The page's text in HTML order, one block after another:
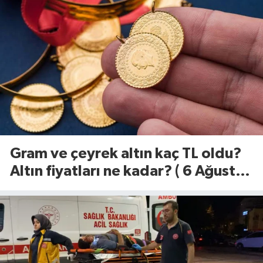
Gram ve çeyrek altın kaç TL oldu?
Altın fiyatları ne kadar? ( 6 Ağustos